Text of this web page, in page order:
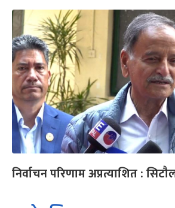
निर्वाचन परिणाम अप्रत्याशित :